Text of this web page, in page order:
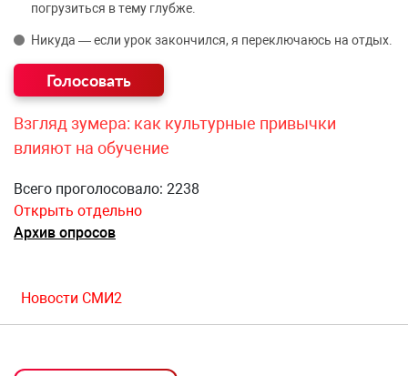
погрузиться в тему глубже.
Никуда — если урок закончился, я переключаюсь на отдых.
Взгляд зумера: как культурные привычки
влияют на обучение
Всего проголосовало: 2238
Открыть отдельно
Архив опросов
Новости СМИ2